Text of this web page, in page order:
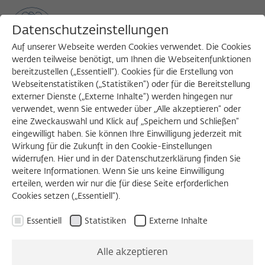
MENU
Search
Im Kolleg entstanden
Neuzugänge vom 2. März 2023 bis 1.
März 2024
JAROSLAW KUISZ
FELLOW 2019/2020
von Jarosław Kuisz und Karolina Wigura
Datenschutzeinstellungen
Auf unserer Webseite werden Cookies verwendet. Die Cookies
werden teilweise benötigt, um Ihnen die Webseitenfunktionen
bereitzustellen („Essentiell“). Cookies für die Erstellung von
Webseitenstatistiken („Statistiken“) oder für die Bereitstellung
externer Dienste („Externe Inhalte“) werden hingegen nur
verwendet, wenn Sie entweder über „Alle akzeptieren“ oder
eine Zweckauswahl und Klick auf „Speichern und Schließen“
eingewilligt haben. Sie können Ihre Einwilligung jederzeit mit
Wirkung für die Zukunft in den Cookie-Einstellungen
widerrufen. Hier und in der Datenschutzerklärung finden Sie
weitere Informationen. Wenn Sie uns keine Einwilligung
erteilen, werden wir nur die für diese Seite erforderlichen
Cookies setzen („Essentiell“).
Essentiell Statistiken Externe Inhalte
Alle akzeptieren